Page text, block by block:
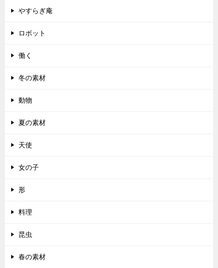
やすらぎ庵
ロボット
働く
冬の素材
動物
夏の素材
天使
女の子
形
料理
昆虫
春の素材